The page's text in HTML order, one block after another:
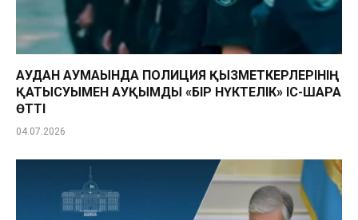
АУДАН АУМАҒЫНДА ПОЛИЦИЯ ҚЫЗМЕТКЕРЛЕРІНІҢ
ҚАТЫСУЫМЕН АУҚЫМДЫ «БІР НҮКТЕЛІК» ІС-ШАРА
ӨТТІ
04.07.2026